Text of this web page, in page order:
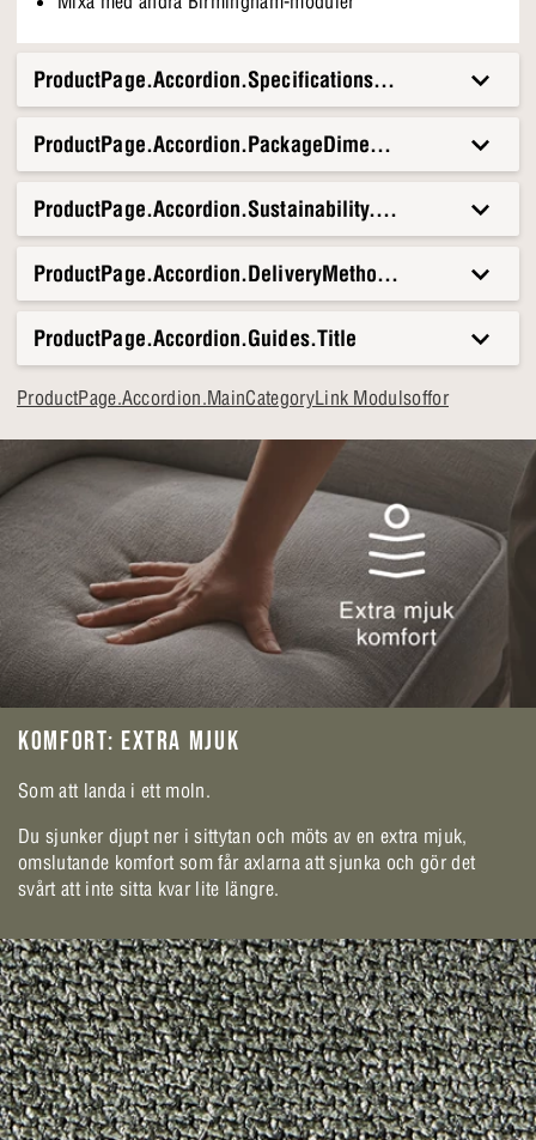
ProductPage.Accordion.Specifications.Title
ProductPage.Accordion.Sustainability.Title
ProductPage.Accordion.DeliveryMethods.Title
ProductPage.Accordion.Guides.Title
ProductPage.Accordion.MainCategoryLink Modulsoffor
KOMFORT: EXTRA MJUK
Som att landa i ett moln.
Du sjunker djupt ner i sittytan och möts av en extra mjuk,
omslutande komfort som får axlarna att sjunka och gör det
svårt att inte sitta kvar lite längre.